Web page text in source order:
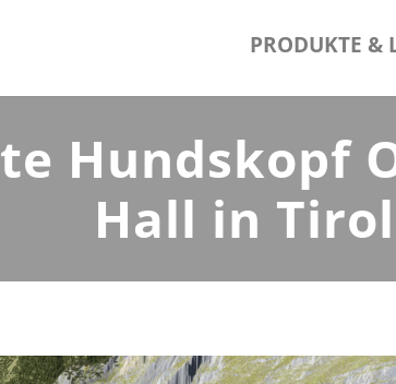
PRODUKTE &
Hundskopf
Hall in Tirol